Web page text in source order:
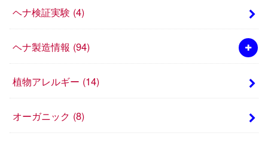
ヘナ検証実験 (4)
ヘナ製造情報 (94)
植物アレルギー (14)
オーガニック (8)